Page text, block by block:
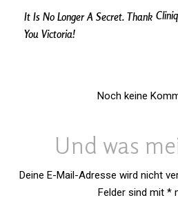
It Is No Longer A Secret. Thank
You Victoria!
Noch keine
Und was
Deine E-Mail-Adresse wird nicht
Felder sind mit *